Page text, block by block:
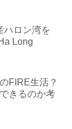
ハロン湾を
Long
FIRE生活？
きるのか考